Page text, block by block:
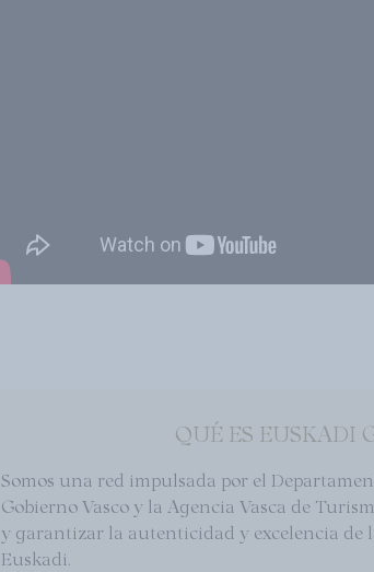
QUÉ ES EUSKADI
Somos una red impulsada por el
Gobierno Vasco y la Agencia Vasca de
y garantizar la autenticidad y excelencia de
Euskadi.